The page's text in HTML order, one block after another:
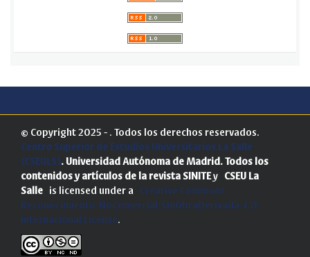
© Copyright 2025 - . Todos los derechos reservados.
Centro Superior de Estudios Universitarios La Salle
(CSEULS). Universidad Autónoma de Madrid. Todos los
contenidos y artículos de la revista SINITEy CSEU La
Salle is licensed under a Creative Commons
Reconocimiento-NoComercial-SinObraDerivada 4.0
Internacional License.